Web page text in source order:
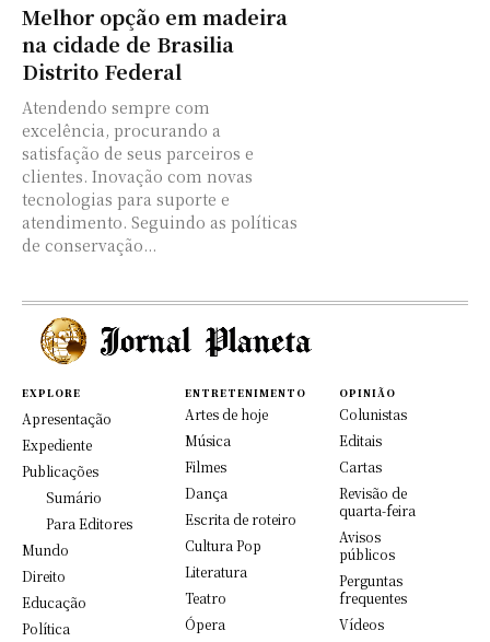
Melhor opção em madeira
na cidade de Brasilia
Distrito Federal
Atendendo sempre com
excelência, procurando a
satisfação de seus parceiros e
clientes. Inovação com novas
tecnologias para suporte e
atendimento. Seguindo as políticas
de conservação...
EXPLORE
Apresentação
Expediente
Publicações
Sumário
Para Editores
Mundo
Direito
Educação
Política
ENTRETENIMENTO
Artes de hoje
Música
Filmes
Dança
Escrita de roteiro
Cultura Pop
Literatura
Teatro
Ópera
OPINIÃO
Colunistas
Editais
Cartas
Revisão de
quarta-feira
Avisos
públicos
Perguntas
frequentes
Vídeos